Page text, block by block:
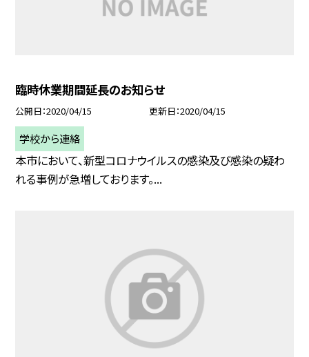
臨時休業期間延長のお知らせ
公開日 2020/04/15 更新日 2020/04/15
学校から連絡
本市において、新型コロナウイルスの感染及び感染の疑わ
れる事例が急増しております。...